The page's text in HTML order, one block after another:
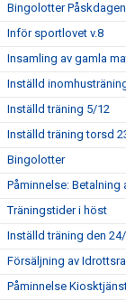
Bingolotter
Inför sportlovet v.8
Insamling av gamla
Inställd
Inställd träning 5/12
Inställd träning torsd
Bingolotter
Påminnelse: Betalning
Träningstider i höst
Inställd träning den
Försäljning av
Påminnelse